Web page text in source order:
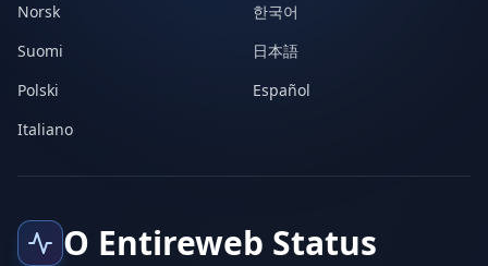
Norsk
한국어
Suomi
日本語
Polski
Español
Italiano
O Entireweb Status